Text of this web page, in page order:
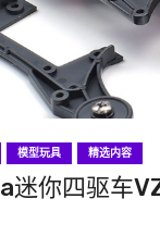
模型玩具 精选内容
迷你四驱车